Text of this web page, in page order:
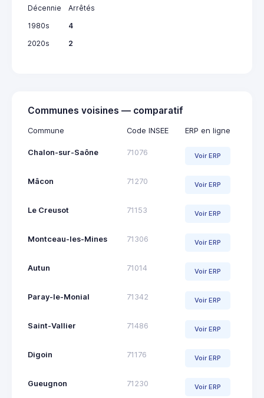
Décennie
Arrêtés
1980s
4
2020s
2
Communes voisines — comparatif
Commune Code INSEE ERP en ligne
Chalon-sur-Saône 71076 Voir ERP
Mâcon 71270 Voir ERP
Le Creusot 71153 Voir ERP
Montceau-les-Mines 71306 Voir ERP
Autun 71014 Voir ERP
Paray-le-Monial 71342 Voir ERP
Saint-Vallier 71486 Voir ERP
Digoin 71176 Voir ERP
Gueugnon 71230 Voir ERP